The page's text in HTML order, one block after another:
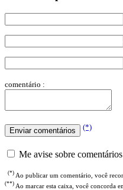
comentário :
(*)
Me avise sobre
(*) Ao publicar um comentário, você
(**) Ao marcar esta caixa, você concorda